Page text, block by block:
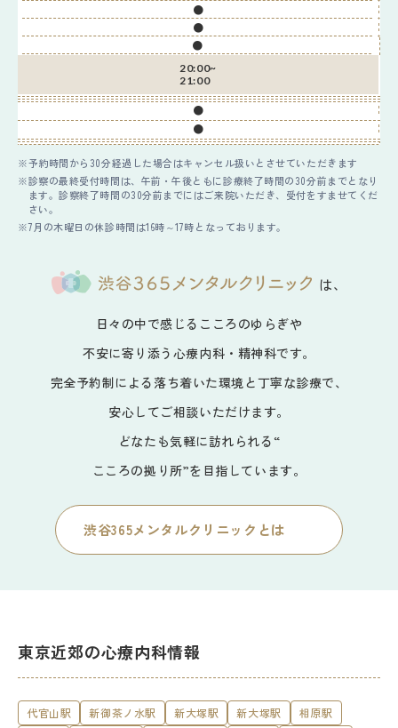
●
●
●
20:00~
21:00
●
●
予約時間から30分経過した場合はキャンセル扱いとさせていただきます
診察の最終受付時間は、午前・午後ともに診療終了時間の30分前までとなり
ます。診察終了時間の30分前までにはご来院いただき、受付をすませてくだ
さい。
7月の木曜日の休診時間は16時～17時となっております。
は、
日々の中で感じるこころのゆらぎや
不安に寄り添う心療内科・精神科です。
完全予約制による落ち着いた環境と丁寧な診療で、
安心してご相談いただけます。
どなたも気軽に訪れられる“
こころの拠り所”を目指しています。
渋谷365メンタルクリニックとは
東京近郊の心療内科情報
代官山駅 新御茶ノ水駅 新大塚駅 新大塚駅
相原駅